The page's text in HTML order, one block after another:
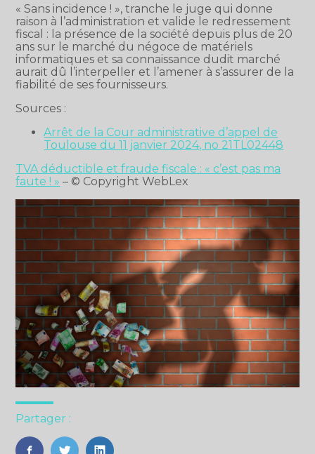
« Sans incidence ! », tranche le juge qui donne
raison à l’administration et valide le redressement
fiscal : la présence de la société depuis plus de 20
ans sur le marché du négoce de matériels
informatiques et sa connaissance dudit marché
aurait dû l’interpeller et l’amener à s’assurer de la
fiabilité de ses fournisseurs.
Sources :
Arrêt de la Cour administrative d’appel de
Toulouse du 11 janvier 2024, no 21TL02448
TVA déductible et fraude fiscale : « c’est pas ma
faute ! » – © Copyright WebLex
Partager :